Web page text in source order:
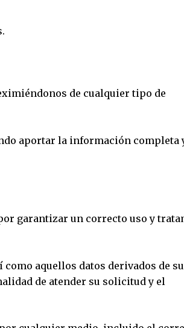
de cualquier tipo de
aportar la información completa
garantizar un correcto uso y
aquellos datos derivados de su
de atender su solicitud y el